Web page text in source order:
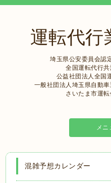
運転代
埼玉県公安委員会
全国運転代行
公益社団法人全国
一般社団法人埼玉県自動
さいたま市運
メニ
混雑予想カレンダー